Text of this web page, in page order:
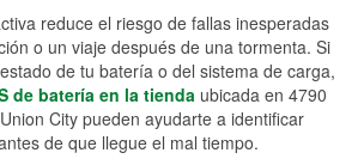
reduce el riesgo de fallas inesperadas
o un viaje después de una tormenta. Si
de tu batería o del sistema de carga,
de batería en la tienda ubicada en 4790
City pueden ayudarte a identificar
de que llegue el mal tiempo.